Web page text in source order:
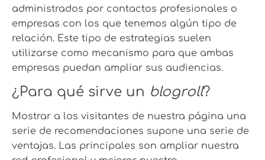
administrados por contactos profesionales o
empresas con los que tenemos algún tipo de
relación. Este tipo de estrategias suelen
utilizarse como mecanismo para que ambas
empresas puedan ampliar sus audiencias.
¿Para qué sirve un blogroll?
Mostrar a los visitantes de nuestra página una
serie de recomendaciones supone una serie de
ventajas. Las principales son ampliar nuestra